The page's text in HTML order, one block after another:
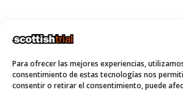
Para ofrecer las mejores experiencias,
consentimiento de estas tecnologías nos
consentir o retirar el consentimiento, puede